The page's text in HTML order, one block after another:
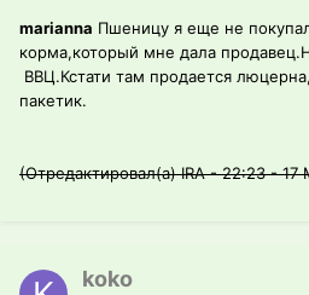
marianna Пшеницу я еще не
корма,который мне дала
ВВЦ.Кстати там продается
пакетик.
(Отредактировал(а) IRA - 22:23 - 17
koko